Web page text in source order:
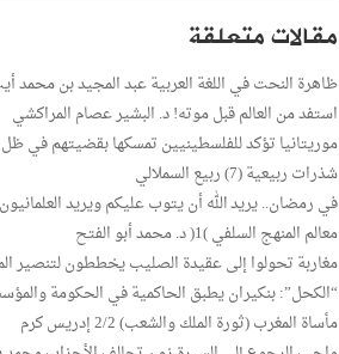
مقالات متعلقة
ظاهرة النحت في اللغة العربية عبد المجيد بن محمد
استفد من العالم قبل موته! د. البشير عصام المراكشي
موريتانيا تؤكد للفلسطينيين تمسكها بقضيتهم في
شذرات ربيعية (7) ربيع السملالي
في رمضان.. يريد الله أن يتوب عليكم ويريد
معالم المنهج السلفي )1( د. محمد أبو الفتح
مغاربة تحولوا إلى عقيدة الصليب يخططون لتنصير
“الكحل”: بنكيران يطبق الحاكمية في الحكومة
مأساة المغرب (ثورة الملك والشعب) 2/2 إدريس كرم